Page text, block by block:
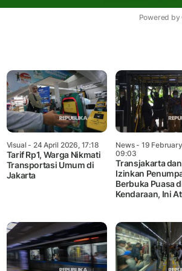
Powered by
Visual - 24 April 2026, 17:18
Tarif Rp1, Warga Nikmati
Transportasi Umum di
Jakarta
News- 19 February
09:03
Transjakarta
Izinkan
Berbuka Puasa
Kendaraan, Ini